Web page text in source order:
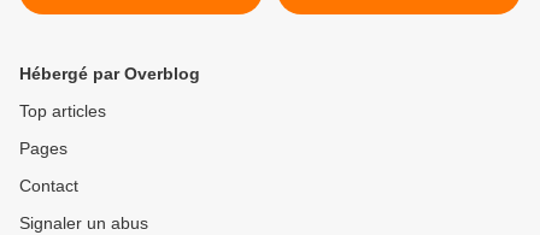
Hébergé par Overblog
Top articles
Pages
Contact
Signaler un abus